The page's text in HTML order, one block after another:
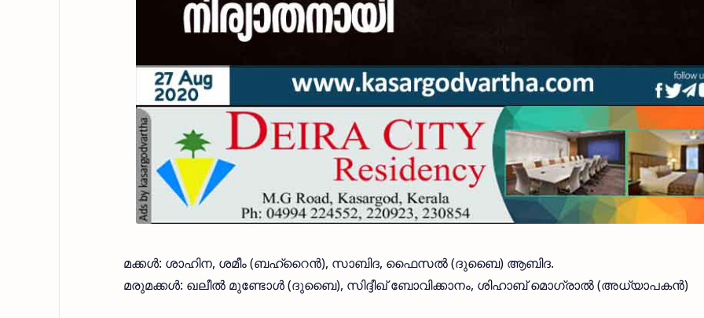
മക്കൾ: ശാഹിന, ശമീം (ബഹ്‌റൈൻ), സാബിദ, ഫൈസൽ (ദുബൈ) ആബിദ.
മരുമക്കൾ: ഖലീൽ മുണ്ടോൾ (ദുബൈ), സിദ്ദീഖ് ബോവിക്കാനം, ശിഹാബ് മൊഗ്രാൽ (അധ്യാപകൻ)